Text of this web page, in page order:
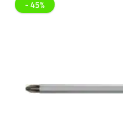
- 45%